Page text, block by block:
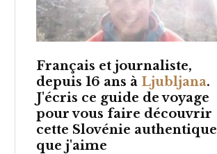
Français et journaliste,
depuis 16 ans à Ljubljana.
J'écris ce guide de voyage
pour vous faire découvrir
cette Slovénie authentique
que j'aime